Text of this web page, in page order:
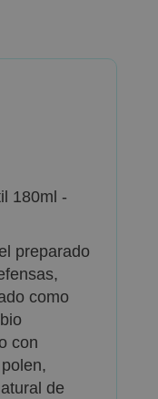
180ml -
preparado
como
con
de